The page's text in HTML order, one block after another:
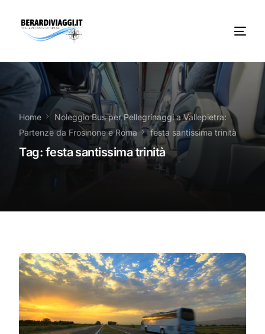
Home
Noleggio Bus per Pellegrinaggi a Vallepietra:
Partenze da Frosinone e Roma
festa santissima trinità
Tag: festa santissima trinità
Chi Siamo
Noleggio
Autobus servizi
Vacanze Viaggi Frosinone